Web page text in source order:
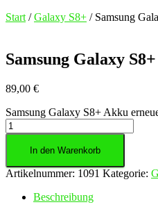
Start /Galaxy S8+ / Samsung
Samsung Galaxy
89,00 €
Samsung Galaxy S8+ Akku
In den Warenkorb
Artikelnummer: 1091 Kategorie:
Beschreibung